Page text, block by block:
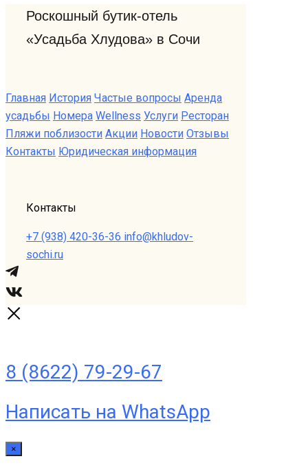
Роскошный бутик-отель
«Усадьба Хлудова» в Сочи
Главная История Частые вопросы Аренда
усадьбы Номера Wellness Услуги Ресторан
Пляжи поблизости Акции Новости Отзывы
Контакты Юридическая информация
Контакты
+7 (938) 420-36-36 info@khludov-
sochi.ru
8 (8622) 79-29-67
Написать на WhatsApp
×